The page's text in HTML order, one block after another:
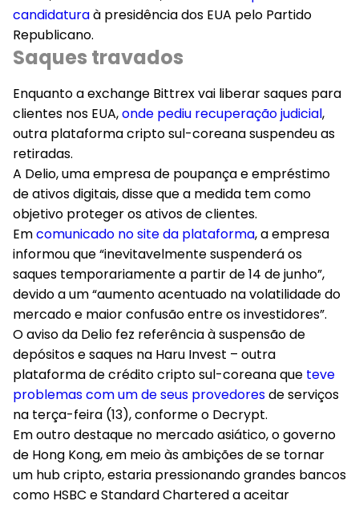
candidaturaà presidência dos EUA pelo Partido
Republicano.
Saques travados
Enquanto a exchange Bittrex vai liberar saques para
clientes nos EUA,onde pediu recuperação judicial,
outra plataforma cripto sul-coreana suspendeu as
retiradas.
A Delio, uma empresa de poupança e empréstimo
de ativos digitais, disse que a medida tem como
objetivo proteger os ativos de clientes.
Emcomunicado no site da plataforma, a empresa
informou que “inevitavelmente suspenderá os
saques temporariamente a partir de 14 de junho”,
devido a um “aumento acentuado na volatilidade do
mercado e maior confusão entre os investidores”.
O aviso da Delio fez referência à suspensão de
depósitos e saques na Haru Invest – outra
plataforma de crédito cripto sul-coreana que teve
problemas com um de seus provedoresde serviços
na terça-feira (13), conforme o Decrypt.
Em outro destaque no mercado asiático, o governo
de Hong Kong, em meio às ambições de se tornar
um hub cripto, estaria pressionando grandes bancos
como HSBC e Standard Chartered a aceitar